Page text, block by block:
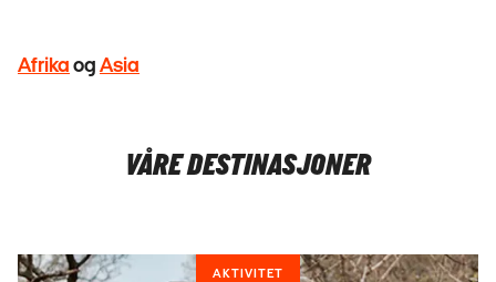
klassiske safariopplevelsen, men visste du at det også
nesehornsafari i Nepal eller en tigersafari i India? Valget er
Afrika og Asia
VÅRE DESTINASJONER
AKTIVITET